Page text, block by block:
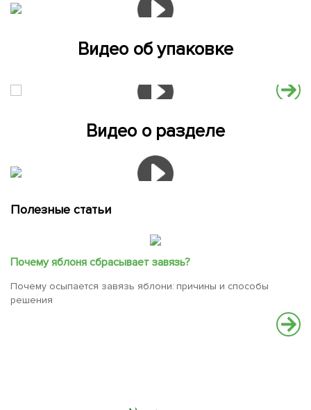
Видео об упаковке
Видео о разделе
Полезные статьи
Почему яблоня сбрасывает завязь?
Почему осыпается завязь яблони: причины и способы
решения